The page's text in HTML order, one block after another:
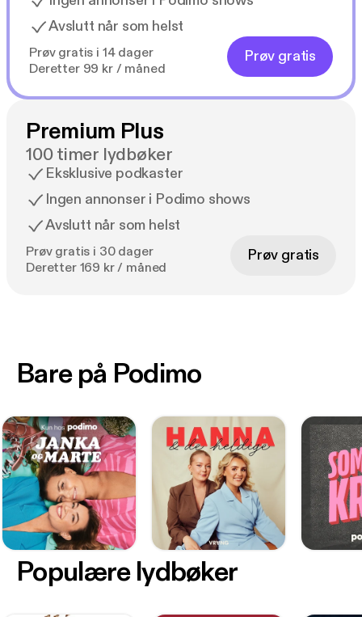
Avslutt når som helst
Prøv gratis i 14 dager
Deretter 99 kr / måned
Prøv gratis
Premium Plus
100 timer lydbøker
Eksklusive podkaster
Ingen annonser i Podimo shows
Avslutt når som helst
Prøv gratis i 30 dager
Deretter 169 kr / måned
Prøv gratis
Bare på Podimo
Populære lydbøker